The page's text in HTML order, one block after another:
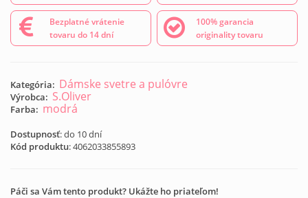
Bezplatné vrátenie
tovaru do 14 dní
100% garancia
originality tovaru
Kategória: Dámske svetre a pulóvre
Výrobca: S.Oliver
Farba: modrá
Dostupnosť: do 10 dní
Kód produktu:4062033855893
Páči sa Vám tento produkt? Ukážte ho priateľom!